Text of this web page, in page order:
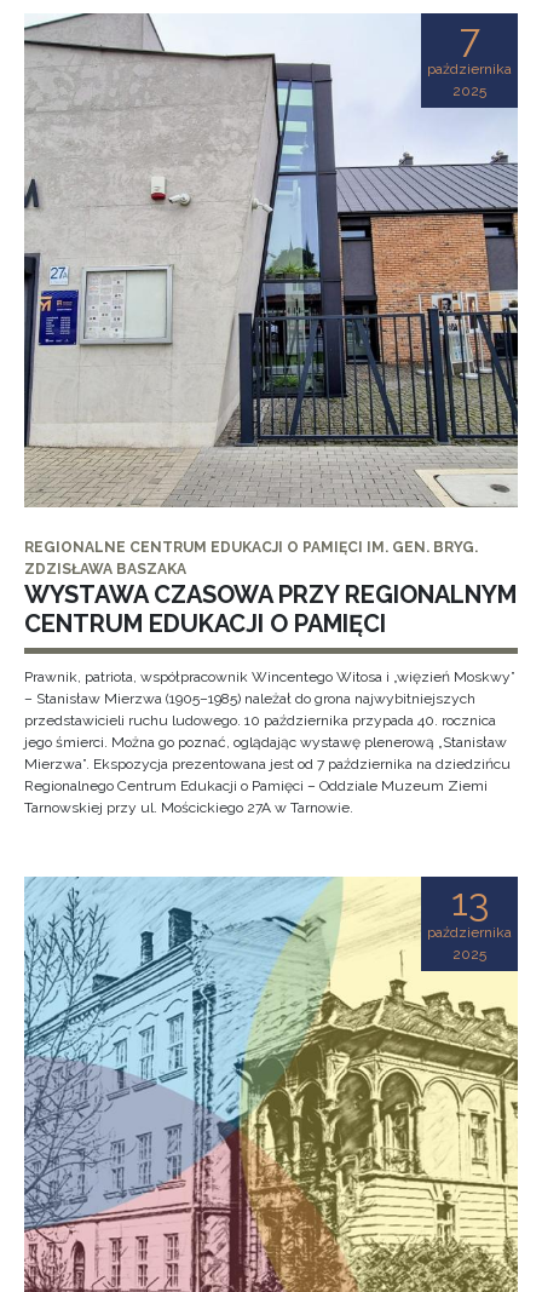
7
października
2025
REGIONALNE CENTRUM EDUKACJI O PAMIĘCI IM. GEN. BRYG.
ZDZISŁAWA BASZAKA
WYSTAWA CZASOWA PRZY REGIONALNYM
CENTRUM EDUKACJI O PAMIĘCI
Prawnik, patriota, współpracownik Wincentego Witosa i „więzień Moskwy”
– Stanisław Mierzwa (1905–1985) należał do grona najwybitniejszych
przedstawicieli ruchu ludowego. 10 października przypada 40. rocznica
jego śmierci. Można go poznać, oglądając wystawę plenerową „Stanisław
Mierzwa”. Ekspozycja prezentowana jest od 7 października na dziedzińcu
Regionalnego Centrum Edukacji o Pamięci – Oddziale Muzeum Ziemi
Tarnowskiej przy ul. Mościckiego 27A w Tarnowie.
13
października
2025